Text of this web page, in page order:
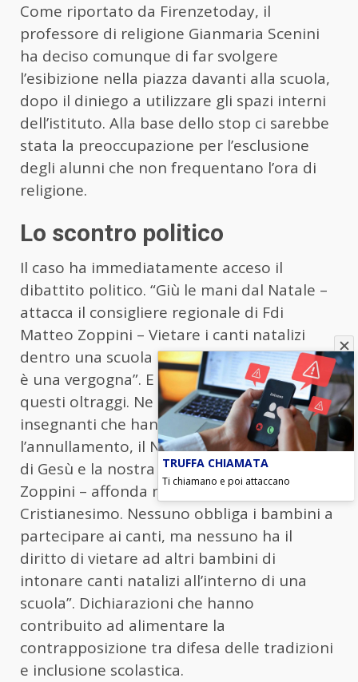
Come riportato da Firenzetoday, il
professore di religione Gianmaria Scenini
ha deciso comunque di far svolgere
l’esibizione nella piazza davanti alla scuola,
dopo il diniego a utilizzare gli spazi interni
dell’istituto. Alla base dello stop ci sarebbe
stata la preoccupazione per l’esclusione
degli alunni che non frequentano l’ora di
religione.
Lo scontro politico
Il caso ha immediatamente acceso il
dibattito politico. “Giù le mani dal Natale –
attacca il consigliere regionale di Fdi
Matteo Zoppini – Vietare i canti natalizi
dentro una scuola perché ritenuti religiosi
è una vergogna”. E aggiunge: “Basta a
questi oltraggi. Ne prendano atto i solerti
insegnanti che hanno chiesto e ottenuto
l’annullamento, il Natale celebra la nascita
di Gesù e la nostra cultura – prosegue
Zoppini – affonda molte delle sue radici nel
Cristianesimo. Nessuno obbliga i bambini a
partecipare ai canti, ma nessuno ha il
diritto di vietare ad altri bambini di
intonare canti natalizi all’interno di una
scuola”. Dichiarazioni che hanno
contribuito ad alimentare la
contrapposizione tra difesa delle tradizioni
e inclusione scolastica.
TRUFFA CHIAMATA
Ti chiamano e poi attaccano